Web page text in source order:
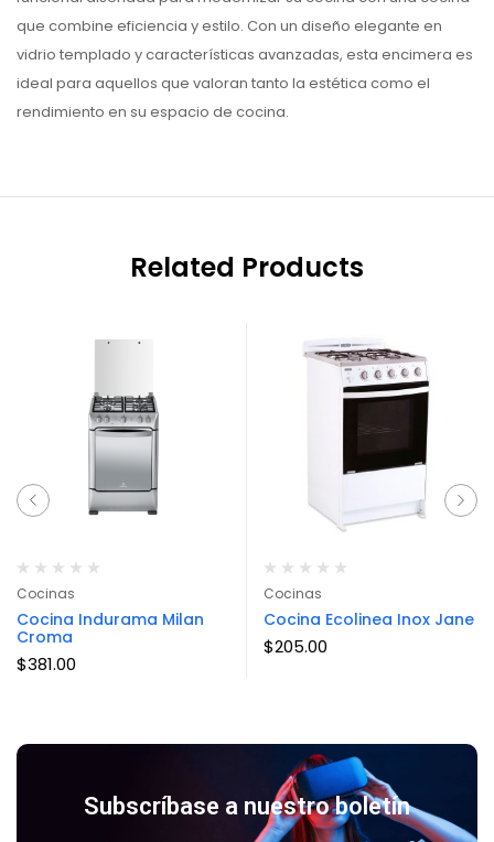
que combine eficiencia y estilo. Con un diseño elegante en
vidrio templado y características avanzadas, esta encimera es
ideal para aquellos que valoran tanto la estética como el
rendimiento en su espacio de cocina.
Related Products
Cocinas
Cocina Indurama Milan
Croma
$381.00
Cocinas
Cocina Ecolinea Inox Jane
$205.00
Subscríbase a nuestro boletín